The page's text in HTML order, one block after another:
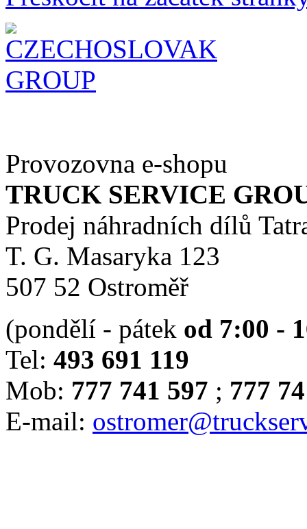
Provozovna e-shopu
TRUCK SERVICE
Prodej náhradních dílů
T. G. Masaryka 123
507 52 Ostroměř
(pondělí - pátek od 7:00 -
Tel: 493 691 119
Mob: 777 741 597 ; 777
E-mail: